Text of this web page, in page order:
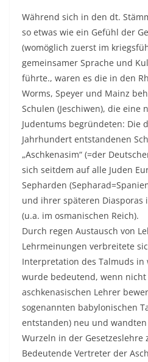
Während sich in den dt.
so etwas wie ein Gefühl der
(womöglich zuerst im
gemeinsamer Sprache und
führte., waren es die in den
Worms, Speyer und Mainz
Schulen (Jeschiwen), die eine
Judentums begründeten: Die
Jahrhundert entstandenen
„Aschkenasim“ (=der
sich seitdem auf alle Juden
Sepharden
und ihrer späteren Diasporas
(u.a. im osmanischen Reich).
Durch regen Austausch von
Lehrmeinungen verbreitete
Interpretation des Talmuds in
wurde bedeutend, wenn
aschkenasischen Lehrer
sogenannten babylonischen
entstanden) neu und
Wurzeln in der Gesetzeslehre
Bedeutende Vertreter der